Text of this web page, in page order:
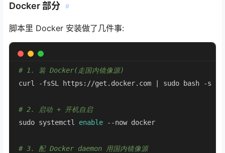
Docker 部分 #
脚本里 Docker 安装做了几件事:
# 1. 装 Docker(走国内镜像源)
curl -fsSL https://get.docker.com | sudo bash -s
# 2. 启动 + 开机自启
sudo systemctl enable --now docker
# 3. 配 Docker daemon 用国内镜像源